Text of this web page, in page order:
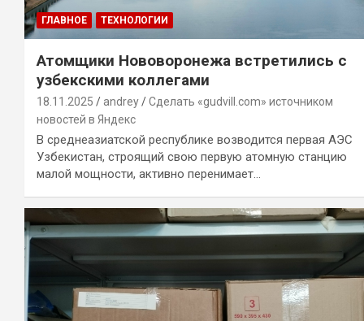
ГЛАВНОЕ ТЕХНОЛОГИИ
Атомщики Нововоронежа встретились с
узбекскими коллегами
18.11.2025 andrey
Сделать «gudvill.com» источником
новостей в Яндекс
В среднеазиатской республике возводится первая АЭС
Узбекистан, строящий свою первую атомную станцию
малой мощности, активно перенимает…